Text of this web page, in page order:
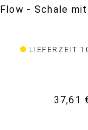
Flow - Schale
LIEFERZEIT
37,61